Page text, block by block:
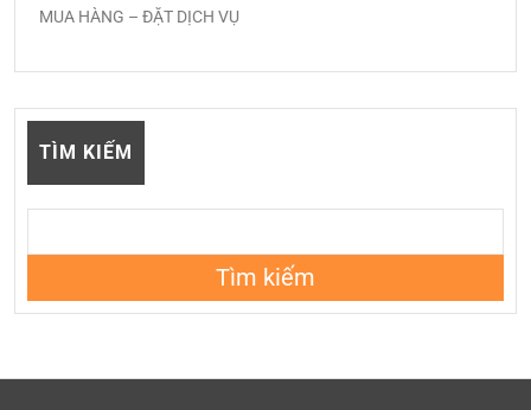
MUA HÀNG – ĐẶT DỊCH VỤ
TÌM KIẾM
Tìm kiếm